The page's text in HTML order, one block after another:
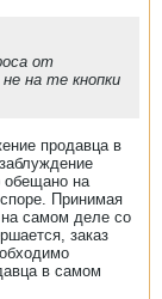
от
на те кнопки
продавца в
обещано на
Принимая
самом деле со
заказ
в самом